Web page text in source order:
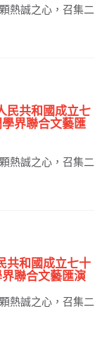
熱誠之心，召集二
民共和國成立七
界聯合文藝匯
熱誠之心，召集二
共和國成立七十
聯合文藝匯演
熱誠之心，召集二